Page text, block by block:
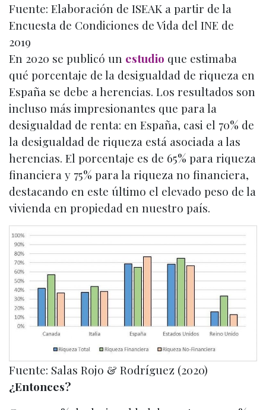
Fuente: Elaboración de ISEAK a partir de la
Encuesta de Condiciones de Vida del INE de
2019
En 2020 se publicó un estudio que estimaba
qué porcentaje de la desigualdad de riqueza en
España se debe a herencias. Los resultados son
incluso más impresionantes que para la
desigualdad de renta: en España, casi el 70% de
la desigualdad de riqueza está asociada a las
herencias. El porcentaje es de 65% para riqueza
financiera y 75% para la riqueza no financiera,
destacando en este último el elevado peso de la
vivienda en propiedad en nuestro país.
Fuente: Salas Rojo & Rodríguez (2020)
¿Entonces?